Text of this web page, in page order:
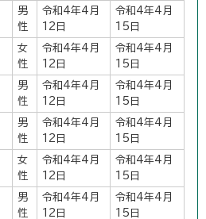
男
性
令和4年4月
12日
令和4年4月
15日
女
性
令和4年4月
12日
令和4年4月
15日
男
性
令和4年4月
12日
令和4年4月
15日
男
性
令和4年4月
12日
令和4年4月
15日
女
性
令和4年4月
12日
令和4年4月
15日
男
性
令和4年4月
12日
令和4年4月
15日